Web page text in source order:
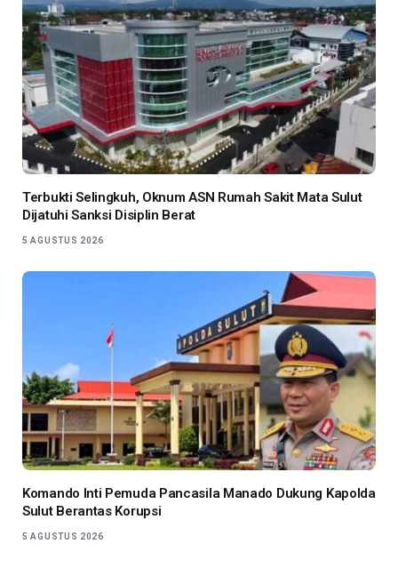
Terbukti Selingkuh, Oknum ASN Rumah Sakit Mata Sulut
Dijatuhi Sanksi Disiplin Berat
5 AGUSTUS 2026
Komando Inti Pemuda Pancasila Manado Dukung Kapolda
Sulut Berantas Korupsi
5 AGUSTUS 2026